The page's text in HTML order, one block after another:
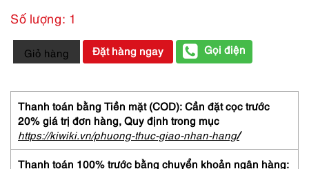
Số lượng: 1
3955-
Giầy
Size
37-
TSURU
by
MARIKO
OIKAWA
Giỏ hàng Đặt hàng ngay Gọi điện
Thanh toán bằng Tiền mặt (COD): Cần đặt cọc trước
20% giá trị đơn hàng, Quy định trong mục
https://kiwiki.vn/phuong-thuc-giao-nhan-hang/
Thanh toán 100% trước bằng chuyển khoản ngân hàng: